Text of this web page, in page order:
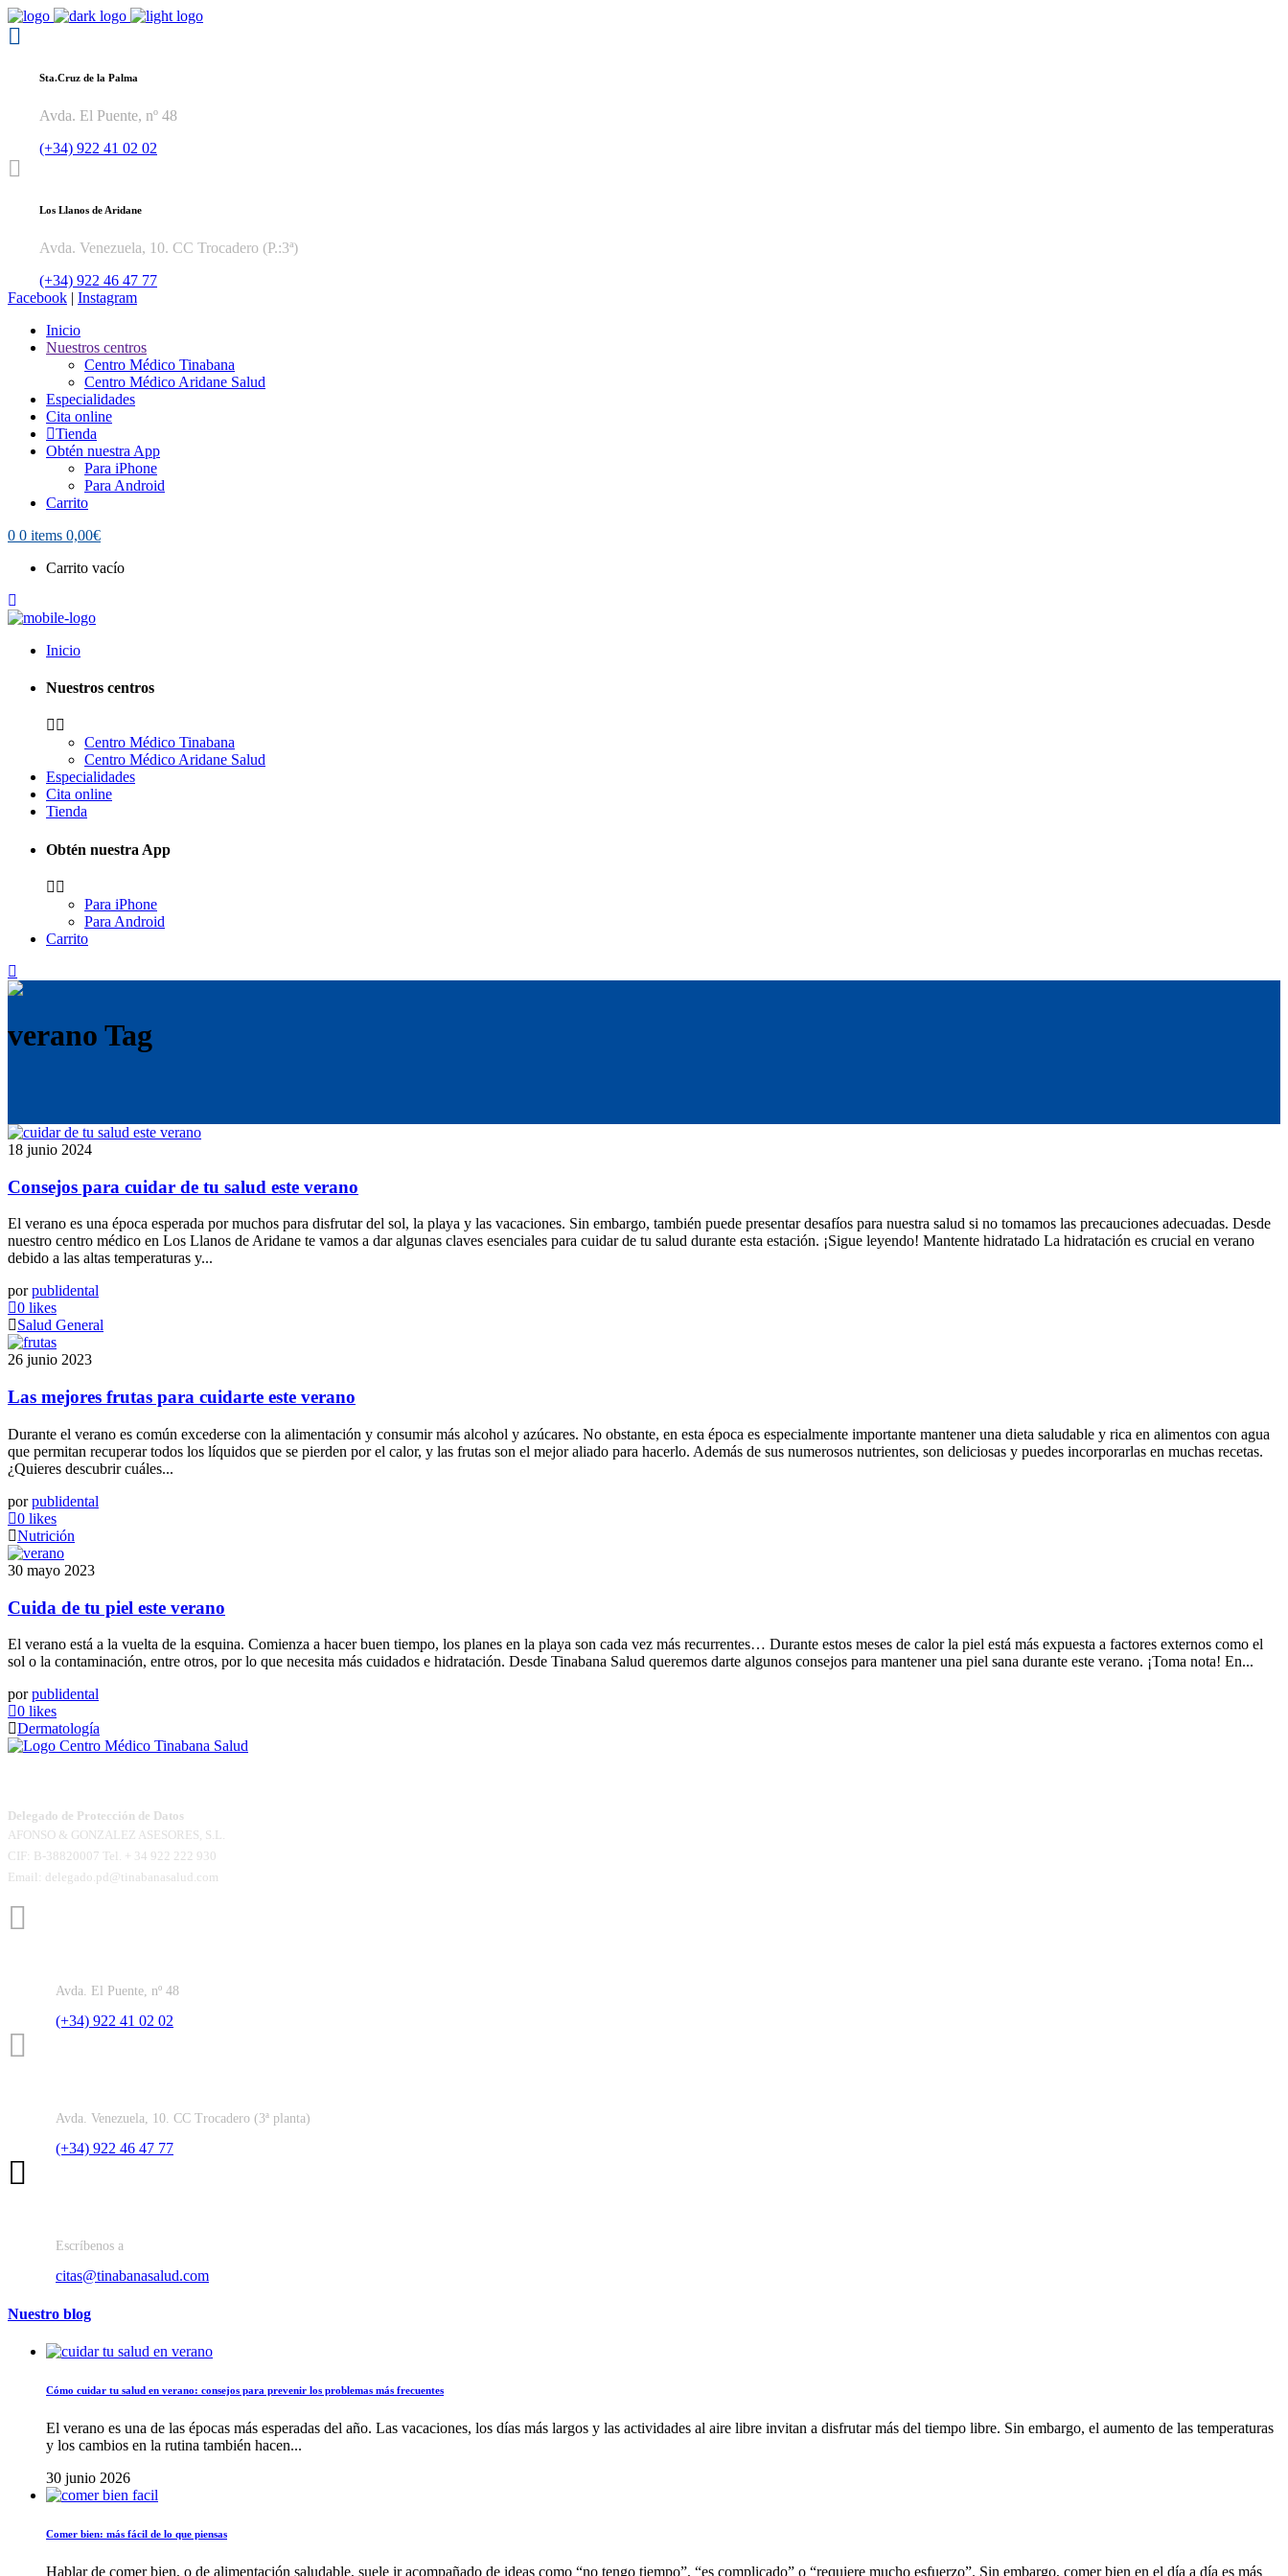
Sta.Cruz de la Palma
Avda. El Puente, nº 48
(+34) 922 41 02 02
Los Llanos de Aridane
Avda. Venezuela, 10. CC Trocadero (P.:3ª)
(+34) 922 46 47 77
Facebook | Instagram
Inicio
Nuestros centros
Centro Médico Tinabana
Centro Médico Aridane Salud
Especialidades
Cita online
Tienda
Obtén nuestra App
Para iPhone
Para Android
Carrito
0 0 items 0,00€
Carrito vacío
Inicio
Nuestros centros
Centro Médico Tinabana
Centro Médico Aridane Salud
Especialidades
Cita online
Tienda
Obtén nuestra App
Para iPhone
Para Android
Carrito
verano Tag
18 junio 2024
Consejos para cuidar de tu salud este verano
El verano es una época esperada por muchos para disfrutar del sol, la playa y las vacaciones. Sin embargo, también puede presentar desafíos para nuestra salud si no tomamos las precauciones adecuadas. Desde
nuestro centro médico en Los Llanos de Aridane te vamos a dar algunas claves esenciales para cuidar de tu salud durante esta estación. ¡Sigue leyendo! Mantente hidratado La hidratación es crucial en verano
debido a las altas temperaturas y...
porpublidental
0 likes
Salud General
26 junio 2023
Las mejores frutas para cuidarte este verano
Durante el verano es común excederse con la alimentación y consumir más alcohol y azúcares. No obstante, en esta época es especialmente importante mantener una dieta saludable y rica en alimentos con agua
que permitan recuperar todos los líquidos que se pierden por el calor, y las frutas son el mejor aliado para hacerlo. Además de sus numerosos nutrientes, son deliciosas y puedes incorporarlas en muchas recetas.
¿Quieres descubrir cuáles...
porpublidental
0 likes
Nutrición
30 mayo 2023
Cuida de tu piel este verano
El verano está a la vuelta de la esquina. Comienza a hacer buen tiempo, los planes en la playa son cada vez más recurrentes… Durante estos meses de calor la piel está más expuesta a factores externos como el
sol o la contaminación, entre otros, por lo que necesita más cuidados e hidratación. Desde Tinabana Salud queremos darte algunos consejos para mantener una piel sana durante este verano. ¡Toma nota! En...
porpublidental
0 likes
Dermatología
Delegado de Protección de Datos
AFONSO & GONZALEZ ASESORES, S.L.
CIF: B-38820007 Tel. + 34 922 222 930
Email: delegado.pd@tinabanasalud.com
Avda. El Puente, nº 48
(+34) 922 41 02 02
Avda. Venezuela, 10. CC Trocadero (3ª planta)
(+34) 922 46 47 77
Escríbenos a
citas@tinabanasalud.com
Nuestro blog
Cómo cuidar tu salud en verano: consejos para prevenir los problemas más frecuentes
El verano es una de las épocas más esperadas del año. Las vacaciones, los días más largos y las actividades al aire libre invitan a disfrutar más del tiempo libre. Sin embargo, el aumento de las temperaturas
y los cambios en la rutina también hacen...
30 junio 2026
Comer bien: más fácil de lo que piensas
Hablar de comer bien, o de alimentación saludable, suele ir acompañado de ideas como “no tengo tiempo”, “es complicado” o “requiere mucho esfuerzo”. Sin embargo, comer bien en el día a día es más